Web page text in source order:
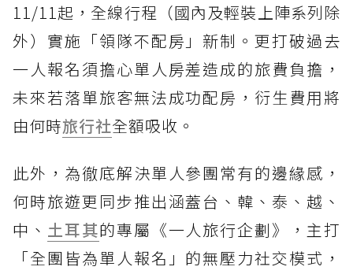
11/11起，全線行程（國內及輕裝上陣系列除
外）實施「領隊不配房」新制。更打破過去
一人報名須擔心單人房差造成的旅費負擔，
未來若落單旅客無法成功配房，衍生費用將
由何時旅行社全額吸收。
此外，為徹底解決單人參團常有的邊緣感，
何時旅遊更同步推出涵蓋台、韓、泰、越、
中、 土耳其的專屬《一人旅行企劃》，主打
「全團皆為單人報名」的無壓力社交模式，